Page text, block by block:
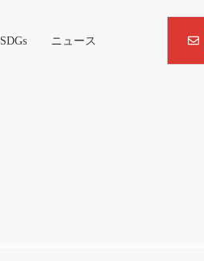
SDGs ニュース